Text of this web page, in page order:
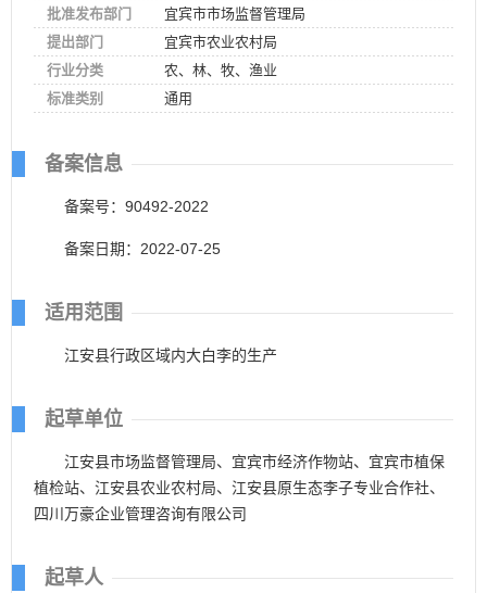
批准发布部门
宜宾市市场监督管理局
提出部门
宜宾市农业农村局
行业分类
农、林、牧、渔业
标准类别
通用
备案信息
备案号：90492-2022
备案日期：2022-07-25
适用范围
江安县行政区域内大白李的生产
起草单位
江安县市场监督管理局、宜宾市经济作物站、宜宾市植保
植检站、江安县农业农村局、江安县原生态李子专业合作社、
四川万豪企业管理咨询有限公司
起草人